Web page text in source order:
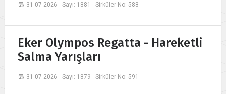
31-07-2026 - Sayı: 1881 - Sirküler No: 588
Eker Olympos Regatta - Hareketli
Salma Yarışları
31-07-2026 - Sayı: 1879 - Sirküler No: 591